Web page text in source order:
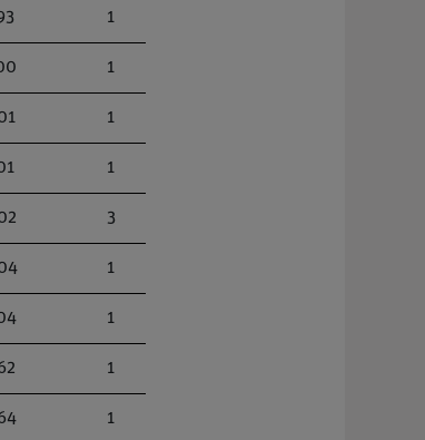
1
1
1
1
3
1
1
1
1